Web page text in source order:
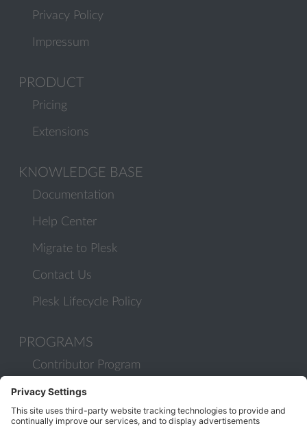
Privacy Policy
Impressum
PRODUCT
Pricing
Extensions
KNOWLEDGE BASE
Documentation
Help Center
Migrate to Plesk
Contact Us
Plesk Lifecycle Policy
PROGRAMS
Contributor Program
Partner Program